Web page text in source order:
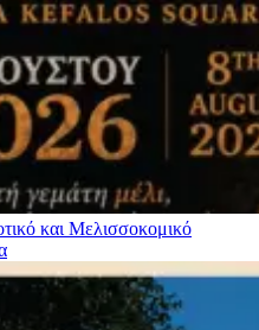
και Μελισσοκομικό